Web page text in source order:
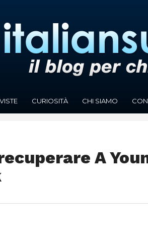
CURIOSITÀ CHI SIAMO
A